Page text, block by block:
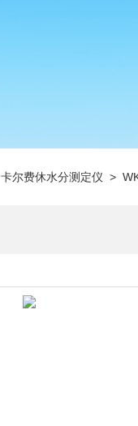
卡尔费休水分测定仪 >